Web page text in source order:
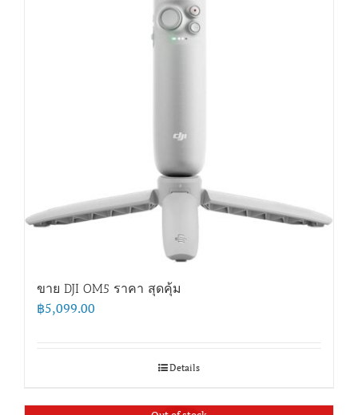
ขาย DJI OM5 ราคา สุดคุ้ม
฿5,099.00
Details